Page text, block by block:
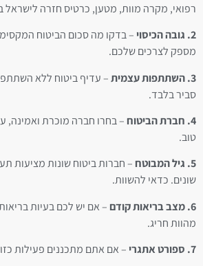
רפואי, מקרה מוות, מטען, כרטיס חזרה לישראל
2. גובה הכיסוי
– בדקו מה סכום הביטוח
מספק לצרכים שלכם.
3. השתתפות עצמית
– עדיף ביטוח ללא
סביר בלבד.
4. חברת הביטוח
– בחרו חברה מוכרת ואמינה,
טוב.
5. גיל המבוטח
– חברות ביטוח שונות מציעות
שונים. כדאי להשוות.
6. מצב בריאות קודם
– אם יש לכם בעיות
מהוות חריג.
7. ספורט אתגרי
– אם אתם מתכננים פעילות